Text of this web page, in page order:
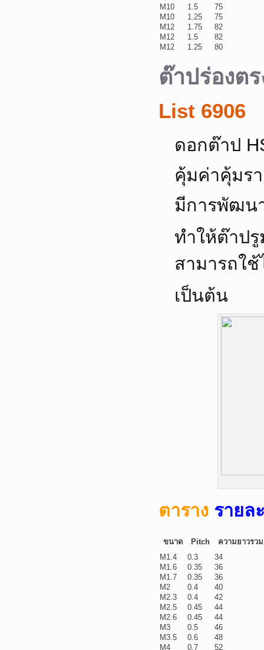
M10
1.5
75
M10
1.25
75
M12
1.75
82
M12
1.5
82
M12
1.25 80
ต๊าปร่องตร
List 6906
ดอกต๊าป
คุ้มค่าคุ้มร
มีการพัฒน
ทำให้ต๊าป
สามารถใ
เป็นต้น
ตาราง รายล
ขนาด Pitch
ความยาวรวม
M1.4
0.3
34
M1.6
0.35
36
M1.7
0.35
36
M2
0.4
40
M2.3
0.4
42
M2.5
0.45
44
M2.6
0.45
44
M3
0.5
46
M3.5
0.6
48
M4
0.7
52